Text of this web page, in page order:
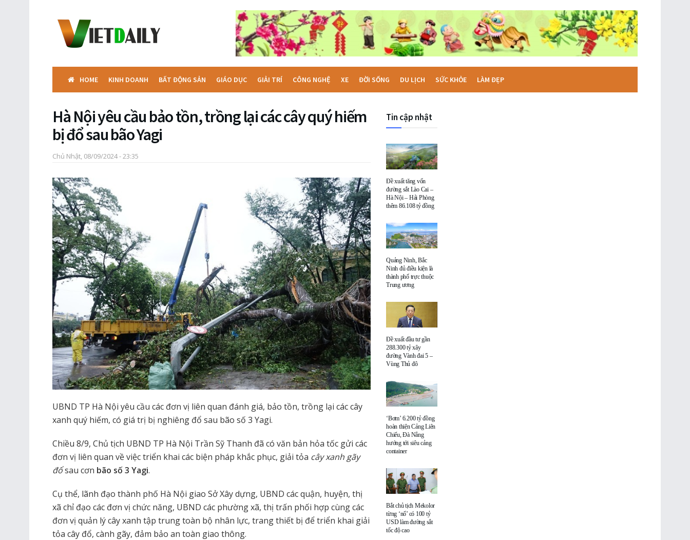
HOME KINH DOANH BẤT ĐỘNG SẢN GIÁO DỤC GIẢI TRÍ CÔNG NGHỆ XE ĐỜI SỐNG DU LỊCH SỨC KHỎE LÀM ĐẸP
Hà Nội yêu cầu bảo tồn, trồng lại các cây quý hiếm
bị đổ sau bão Yagi
Chủ Nhật, 08/09/2024 - 23:35
UBND TP Hà Nội yêu cầu các đơn vị liên quan đánh giá, bảo tồn, trồng lại các cây
xanh quý hiếm, có giá trị bị nghiêng đổ sau bão số 3 Yagi.
Chiều 8/9, Chủ tịch UBND TP Hà Nội Trần Sỹ Thanh đã có văn bản hỏa tốc gửi các
đơn vị liên quan về việc triển khai các biện pháp khắc phục, giải tỏa cây xanh gãy
đổsau cơn bão số 3 Yagi.
Cụ thể, lãnh đạo thành phố Hà Nội giao Sở Xây dựng, UBND các quận, huyện, thị
xã chỉ đạo các đơn vị chức năng, UBND các phường xã, thị trấn phối hợp cùng các
đơn vị quản lý cây xanh tập trung toàn bộ nhân lực, trang thiết bị để triển khai giải
tỏa cây đổ, cành gãy, đảm bảo an toàn giao thông.
Tin cập nhật
Đề xuất tăng vốn
đường sắt Lào Cai –
Hà Nội – Hải Phòng
thêm 86.108 tỷ đồng
Quảng Ninh, Bắc
Ninh đủ điều kiện là
thành phố trực thuộc
Trung ương
Đề xuất đầu tư gần
288.300 tỷ xây
đường Vành đai 5 –
Vùng Thủ đô
‘Bơm’ 6.200 tỷ đồng
hoàn thiện Cảng Liên
Chiểu, Đà Nẵng
hướng tới siêu cảng
container
Bắt chủ tịch Mekolor
từng ‘nổ’ có 100 tỷ
USD làm đường sắt
tốc độ cao